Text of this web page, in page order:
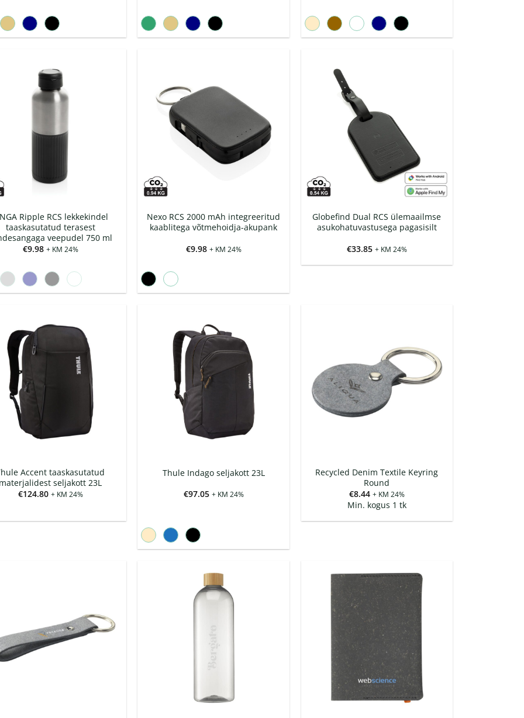
€9.98
Ripple RCS lekkekindel
taaskasutatud terasest
veepudel 750 ml
€9.98 + KM 24%
Nexo RCS 2000 mAh integreeritud
kaablitega võtmehoidja-akupank
€9.98 + KM 24%
Globefind Dual RCS ülemaailmse
asukohatuvastusega pagasisilt
€33.85 + KM 24%
Accent taaskasutatud
seljakott 23L
€124.80 + KM 24%
Thule Indago seljakott 23L
€97.05 + KM 24%
Recycled Denim Textile Keyring
Round
€8.44 + KM 24%
Min. kogus 1 tk